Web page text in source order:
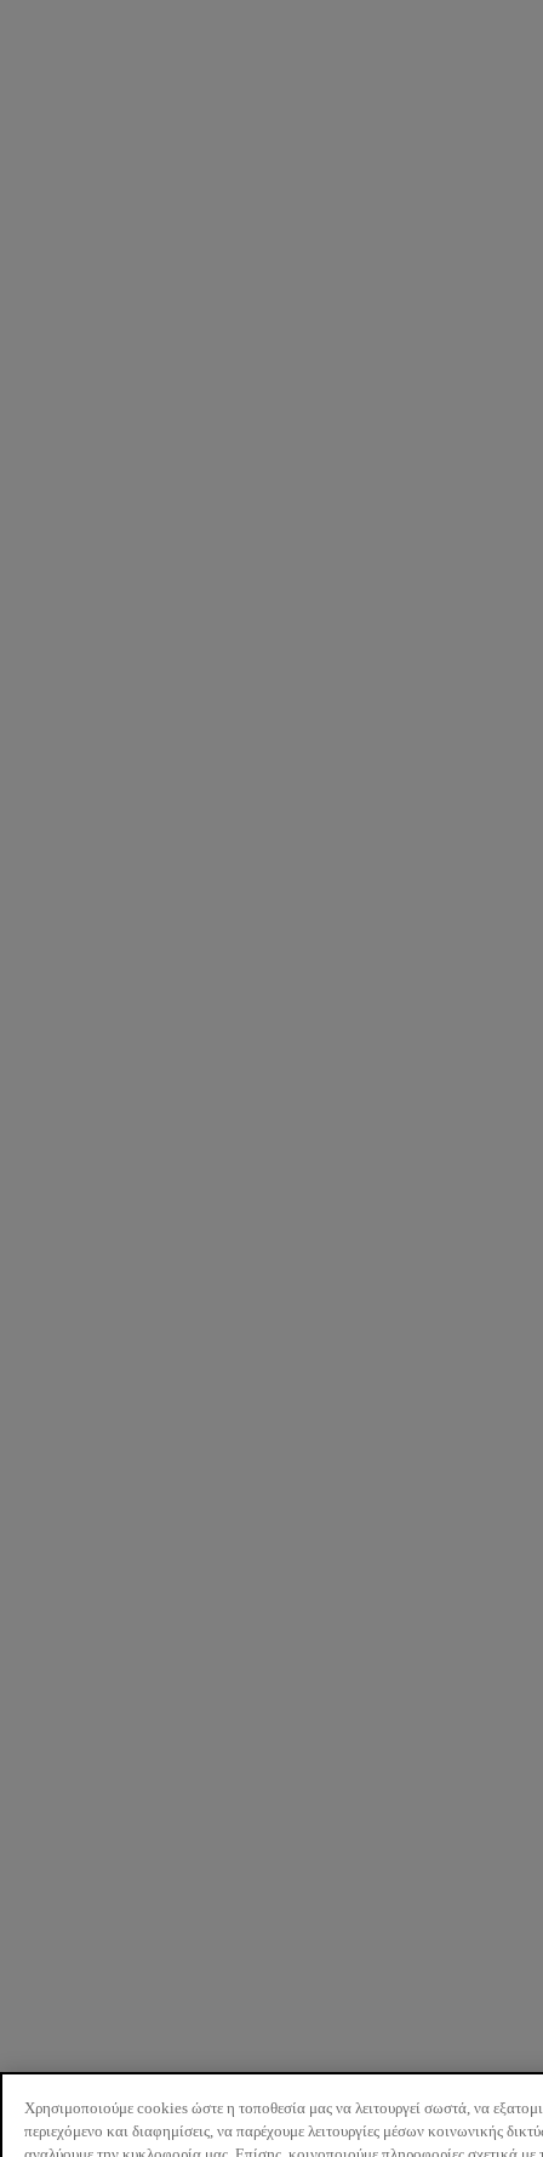
Χρησιμοποιούμε cookies ώστε η τοποθεσία μας να λειτουργεί σωστά, να
περιεχόμενο και διαφημίσεις, να παρέχουμε λειτουργίες μέσων κοινωνικής